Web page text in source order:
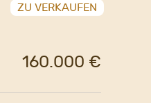
ZU VERKAUFEN
160.000 €